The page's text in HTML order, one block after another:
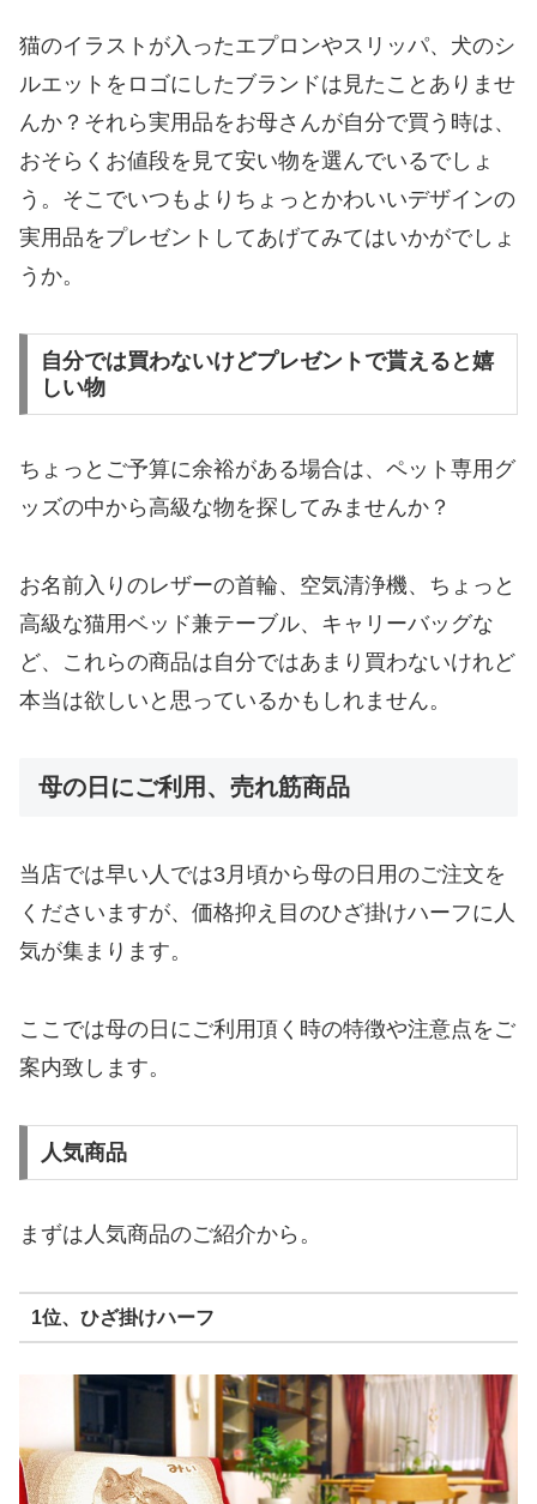
猫のイラストが入ったエプロンやスリッパ、犬のシ
ルエットをロゴにしたブランドは見たことありませ
んか？それら実用品をお母さんが自分で買う時は、
おそらくお値段を見て安い物を選んでいるでしょ
う。そこでいつもよりちょっとかわいいデザインの
実用品をプレゼントしてあげてみてはいかがでしょ
うか。
自分では買わないけどプレゼントで貰えると嬉
しい物
ちょっとご予算に余裕がある場合は、ペット専用グ
ッズの中から高級な物を探してみませんか？
お名前入りのレザーの首輪、空気清浄機、ちょっと
高級な猫用ベッド兼テーブル、キャリーバッグな
ど、これらの商品は自分ではあまり買わないけれど
本当は欲しいと思っているかもしれません。
母の日にご利用、売れ筋商品
当店では早い人では3月頃から母の日用のご注文を
くださいますが、価格抑え目のひざ掛けハーフに人
気が集まります。
ここでは母の日にご利用頂く時の特徴や注意点をご
案内致します。
人気商品
まずは人気商品のご紹介から。
1位、ひざ掛けハーフ